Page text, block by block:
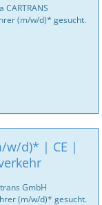
(m/w/d)* gesucht.
w/d)* | CE |
GmbH
(m/w/d)* gesucht.